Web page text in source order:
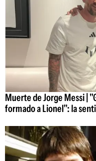
Muerte de Jorge Messi |
formado a Lionel": la